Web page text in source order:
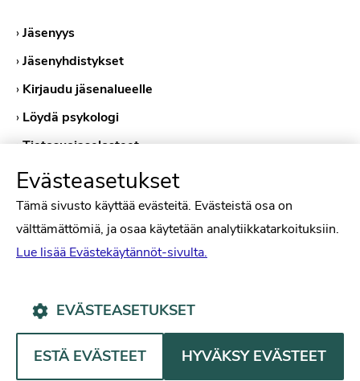
›Jäsenyys
›Jäsenyhdistykset
› Kirjaudu jäsenalueelle
› Löydä psykologi
›Tietosuojaselosteet
›Evästekäytännöt
Psykologiliitto Facebookissa
Psykologiliitto Instagramissa
Psykologiliitto LinkedInissä
Psykologiliitto
Evästeasetukset
Tämä sivusto käyttää evästeitä. Evästeistä osa on
välttämättömiä, ja osaa käytetään analytiikkatarkoituksiin.
Lue lisää Evästekäytännöt-sivulta.
EVÄSTEASETUKSET
ESTÄ EVÄSTEET HYVÄKSY EVÄSTEET